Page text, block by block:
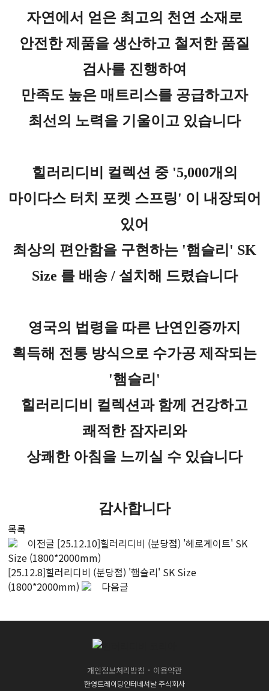
자연에서 얻은 최고의 천연 소재로
안전한 제품을 생산하고 철저한 품질
검사를 진행하여
만족도 높은 매트리스를 공급하고자
최선의 노력을 기울이고 있습니다
힐러리디비 컬렉션 중 '5,000개의
마이다스 터치 포켓 스프링' 이 내장되어
있어
최상의 편안함을 구현하는 '햄슬리' SK
Size 를 배송 / 설치해 드렸습니다
영국의 법령을 따른 난연인증까지
획득해 전통 방식으로 수가공 제작되는
'햄슬리'​
힐러리디비 컬렉션과 함께 건강하고
쾌적한 잠자리와
상쾌한 아침을 느끼실 수 있습니다
감사합니다
목록
이전글 [25.12.10]힐러리디비 (분당점) '헤로게이트' SK
Size (1800*2000mm)
[25.12.8]힐러리디비 (분당점) '햄슬리' SK Size
(1800*2000mm)
다음글
개인정보처리방침 · 이용약관
한영트레이딩인터네셔날 주식회사